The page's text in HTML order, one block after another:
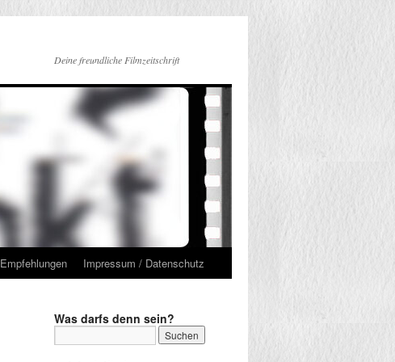
Deine freundliche Filmzeitschrift
Empfehlungen Impressum / Datenschutz
Was darfs denn sein?